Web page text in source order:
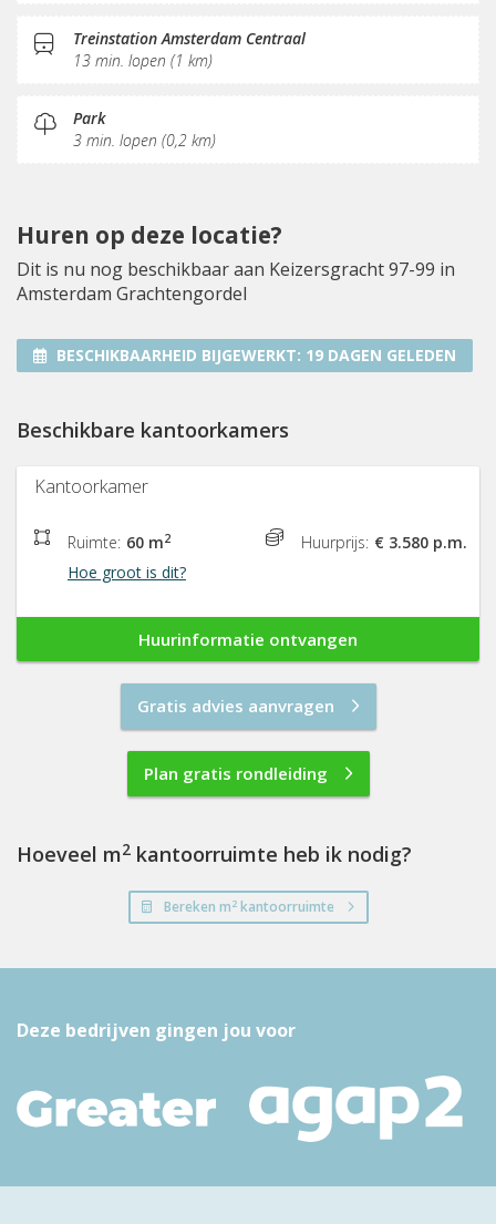
Treinstation Amsterdam Centraal
13 min. lopen (1 km)
Park
3 min. lopen (0,2 km)
Huren op deze locatie?
Dit is nu nog beschikbaar aan Keizersgracht 97-99 in
Amsterdam Grachtengordel
BESCHIKBAARHEID BIJGEWERKT: 19 DAGEN GELEDEN
Beschikbare kantoorkamers
Kantoorkamer
Ruimte: 60 m2
Hoe groot is dit?
Huurprijs: € 3.580 p.m.
Huurinformatie ontvangen
Gratis advies aanvragen
Plan gratis rondleiding
Hoeveel m2 kantoorruimte heb ik nodig?
Bereken m2kantoorruimte
Deze bedrijven gingen jou voor